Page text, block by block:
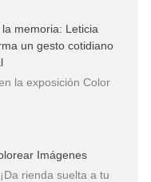
memoria: Leticia
un gesto cotidiano
la exposición Color
Imágenes
rienda suelta a tu